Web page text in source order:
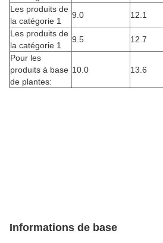
Les produits de
la catégorie 1
9.0 12.1
Les produits de
la catégorie 1
9.5 12.7
Pour les
produits à base
de plantes:
10.0 13.6
Informations de base